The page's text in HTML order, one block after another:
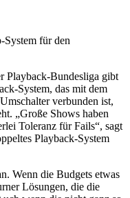
System für den
Playback-Bundesliga gibt
System, das mit dem
verbunden ist,
„Große Shows haben
Toleranz für Fails“, sagt
Playback-System
Wenn die Budgets etwas
Lösungen, die die